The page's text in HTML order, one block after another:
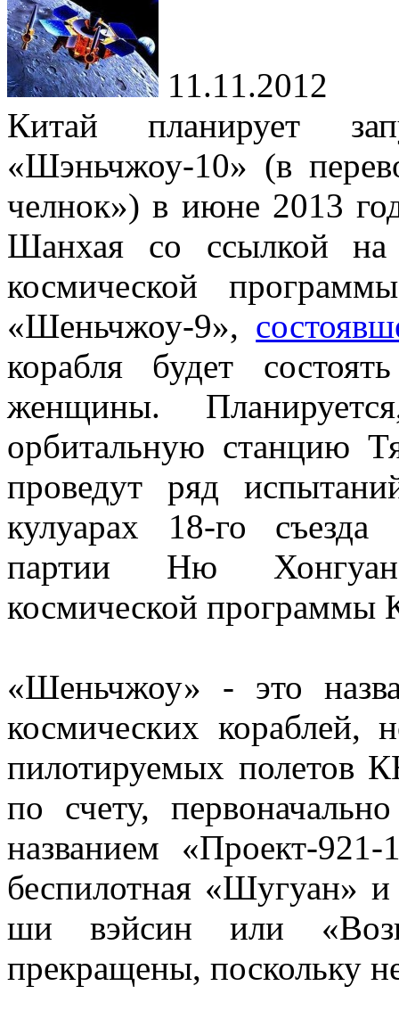
11.11.2012
Китай планирует
«Шэньчжоу-10» (в
челнок») в июне 2013
Шанхая со ссылкой на
космической
«Шеньчжоу-9»,
корабля будет
женщины.
орбитальную станцию
проведут ряд
кулуарах 18-го съезда
партии Ню
космической программы
«Шеньчжоу» - это
космических
пилотируемых полетов
по счету,
названием «Проект-
беспилотная «Шугуан»
ши вэйсин или
прекращены, поскольку